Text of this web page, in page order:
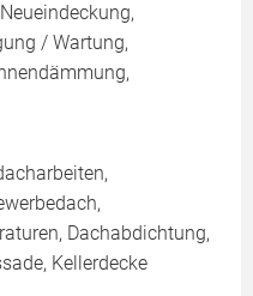
/ Wartung,
Dachabdichtung,
Kellerdecke